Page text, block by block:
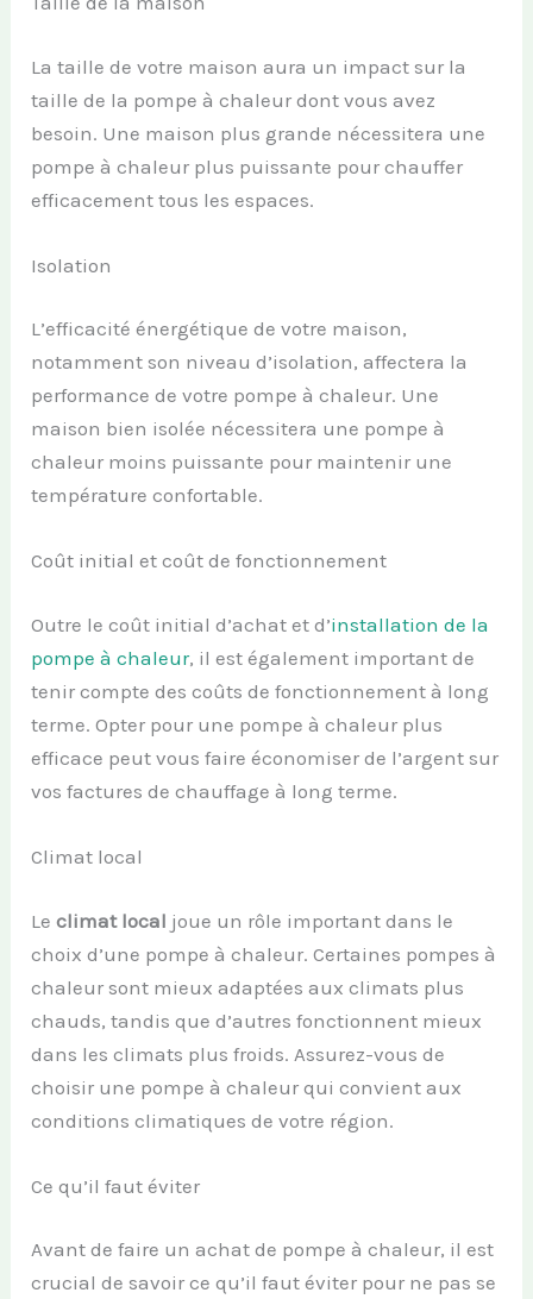
La taille de votre maison aura un impact sur la
taille de la pompe à chaleur dont vous avez
besoin. Une maison plus grande nécessitera une
pompe à chaleur plus puissante pour chauffer
efficacement tous les espaces.
Isolation
L’efficacité énergétique de votre maison,
notamment son niveau d’isolation, affectera la
performance de votre pompe à chaleur. Une
maison bien isolée nécessitera une pompe à
chaleur moins puissante pour maintenir une
température confortable.
Coût initial et coût de fonctionnement
Outre le coût initial d’achat et d’installation de la
pompe à chaleur, il est également important de
tenir compte des coûts de fonctionnement à long
terme. Opter pour une pompe à chaleur plus
efficace peut vous faire économiser de l’argent sur
vos factures de chauffage à long terme.
Climat local
Le climat local joue un rôle important dans le
choix d’une pompe à chaleur. Certaines pompes à
chaleur sont mieux adaptées aux climats plus
chauds, tandis que d’autres fonctionnent mieux
dans les climats plus froids. Assurez-vous de
choisir une pompe à chaleur qui convient aux
conditions climatiques de votre région.
Ce qu’il faut éviter
Avant de faire un achat de pompe à chaleur, il est
crucial de savoir ce qu’il faut éviter pour ne pas se